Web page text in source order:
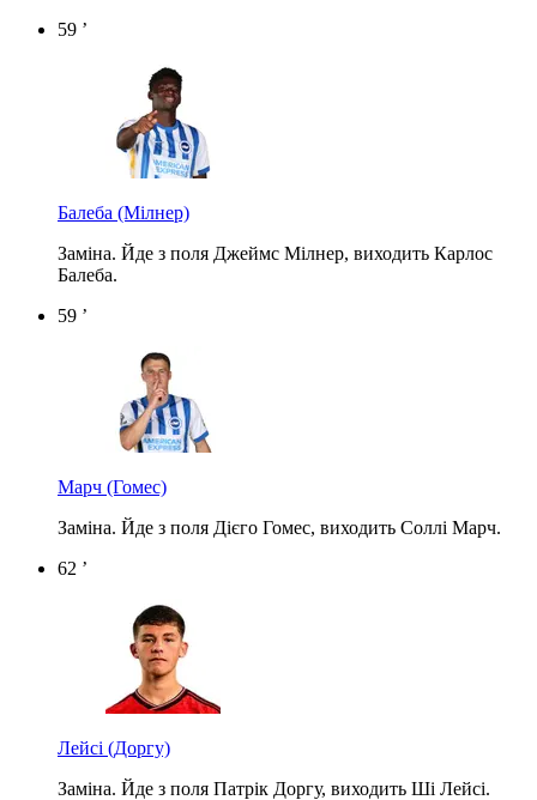
59 ’
Балеба (Мілнер)
Заміна. Йде з поля Джеймс Мілнер, виходить Карлос
Балеба.
59 ’
Марч (Гомес)
Заміна. Йде з поля Дієго Гомес, виходить Соллі Марч.
62 ’
Лейсі (Доргу)
Заміна. Йде з поля Патрік Доргу, виходить Ші Лейсі.